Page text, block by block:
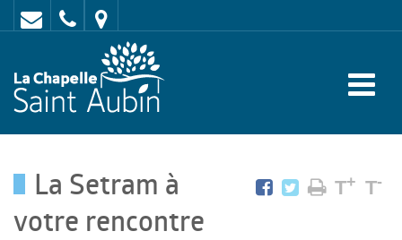
Contact
02
47
62
:
rue
de
-
La Setram à
votre rencontre
T+ T-